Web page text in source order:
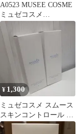
A0523 MUSEE COSME
ミュゼコスメ
ENRADIANCE iPイン
フィニットエッセンス
FOCUS #1 ミュフラセ
ラム 30ml 計2点セット
¥ 1,300
ミュゼコスメ スムース
スキンコントロール ボ
ディスクラブ 2点